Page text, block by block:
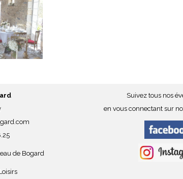
de Bogard
Suivez tous nos
en vous connectant sur